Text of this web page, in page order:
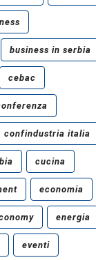
business in serbia
cebac
confindustria italia
cucina
economia
energia
eventi